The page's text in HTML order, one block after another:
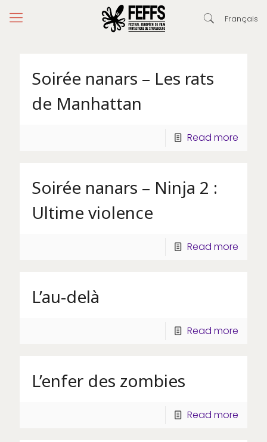
Français
Soirée nanars – Les rats
de Manhattan
Read more
Soirée nanars – Ninja 2 :
Ultime violence
Read more
L’au-delà
Read more
L’enfer des zombies
Read more